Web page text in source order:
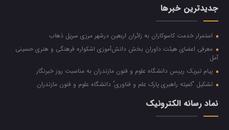
جدیدترین خبرها
استمرار خدمت کاسوکاران به زائران اربعین درشهر مرزی سرپل ذهاب
معرفی اعضای هیئت داوران بخش دانش‌آموزی اشکواره فرهنگی و هنری حسینی
آمل
پیام تبریک رییس دانشگاه علوم و فنون مازندران به مناسبت روز خبرنگار
تشکیل “کمیته راهبری پارک علم و فناوری” دانشگاه علوم و فنون مازندران
نماد رسانه الکترونیک